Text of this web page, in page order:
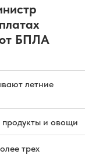
БПЛА
летние
и овощи
трех